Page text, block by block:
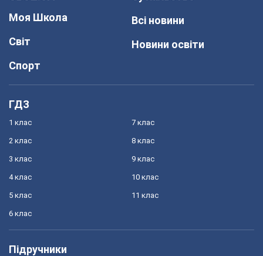
Моя Школа
Світ
Спорт
Всі новини
Новини освіти
ГДЗ
1 клас
2 клас
3 клас
4 клас
5 клас
6 клас
7 клас
8 клас
9 клас
10 клас
11 клас
Підручники